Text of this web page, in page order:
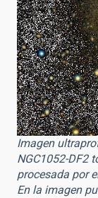
Imagen
NGC1052-DF2
procesada por
En la imagen